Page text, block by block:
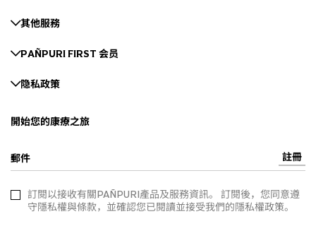
其他服務
PAÑPURI FIRST 会员
隐私政策
開始您的康療之旅
郵件 註冊
訂閱以接收有關PAÑPURI產品及服務資訊。 訂閱後，您同意遵
守隱私權與條款，並確認您已閱讀並接受我們的隱私權政策。